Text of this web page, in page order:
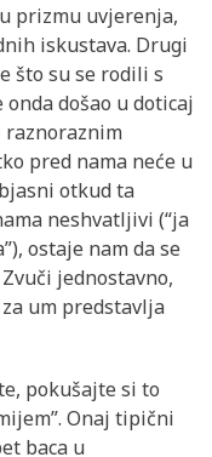
prizmu uvjerenja,
iskustava. Drugi
što su se rodili s
došao u doticaj
pred nama neće u
otkud ta
neshvatljivi (“ja
ostaje nam da se
jednostavno,
um predstavlja
pokušajte si to
Onaj tipični
baca u